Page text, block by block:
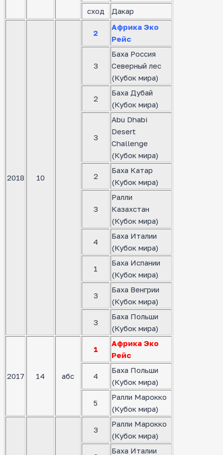
сход
Дакар
2018 10
2
Африка Эко
Рейс
3
Баха Россия
Северный лес
(Кубок мира)
2
Баха Дубай
(Кубок мира)
3
Abu Dhabi
Desert
Challenge
(Кубок мира)
2
Баха Катар
(Кубок мира)
3
Ралли
Казахстан
(Кубок мира)
4
Баха Италии
(Кубок мира)
1
Баха Испании
(Кубок мира)
3
Баха Венгрии
(Кубок мира)
3
Баха Польши
(Кубок мира)
2017 14 абс
1
Африка Эко
Рейс
4
Баха Польши
(Кубок мира)
5
Ралли Марокко
(Кубок мира)
3
Ралли Марокко
(Кубок мира)
Баха Италии